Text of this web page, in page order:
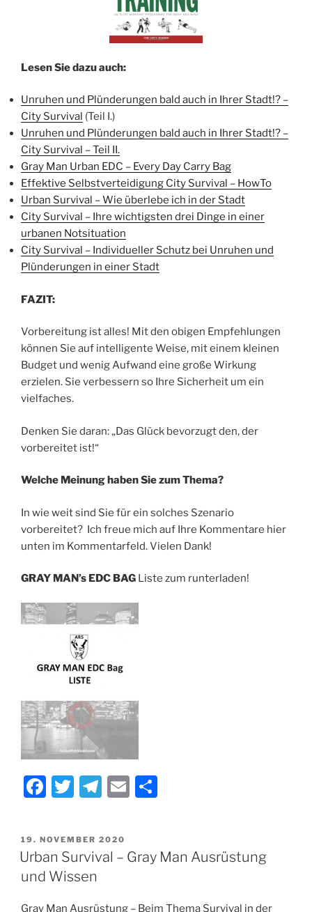
Lesen Sie dazu auch:
Unruhen und Plünderungen bald auch in Ihrer Stadt!? –
City Survival (Teil I.)
Unruhen und Plünderungen bald auch in Ihrer Stadt!? –
City Survival – Teil II.
Gray Man Urban EDC – Every Day Carry Bag
Effektive Selbstverteidigung City Survival – HowTo
Urban Survival – Wie überlebe ich in der Stadt
City Survival – Ihre wichtigsten drei Dinge in einer
urbanen Notsituation
City Survival – Individueller Schutz bei Unruhen und
Plünderungen in einer Stadt
FAZIT:
Vorbereitung ist alles! Mit den obigen Empfehlungen
können Sie auf intelligente Weise, mit einem kleinen
Budget und wenig Aufwand eine große Wirkung
erzielen. Sie verbessern so Ihre Sicherheit um ein
vielfaches.
Denken Sie daran: „Das Glück bevorzugt den, der
vorbereitet ist!“
Welche Meinung haben Sie zum Thema?
In wie weit sind Sie für ein solches Szenario
vorbereitet? Ich freue mich auf Ihre Kommentare hier
unten im Kommentarfeld. Vielen Dank!
GRAY MAN’s EDC BAG Liste zum runterladen!
F
c
e
b
o
T
itt
er
T
e
gr
m
E
l
n
VERÖFFENTLICHT
AM
19. NOVEMBER 2020
Urban Survival – Gray Man Ausrüstung
und Wissen
Gray Man Ausrüstung – Beim Thema Survival in der